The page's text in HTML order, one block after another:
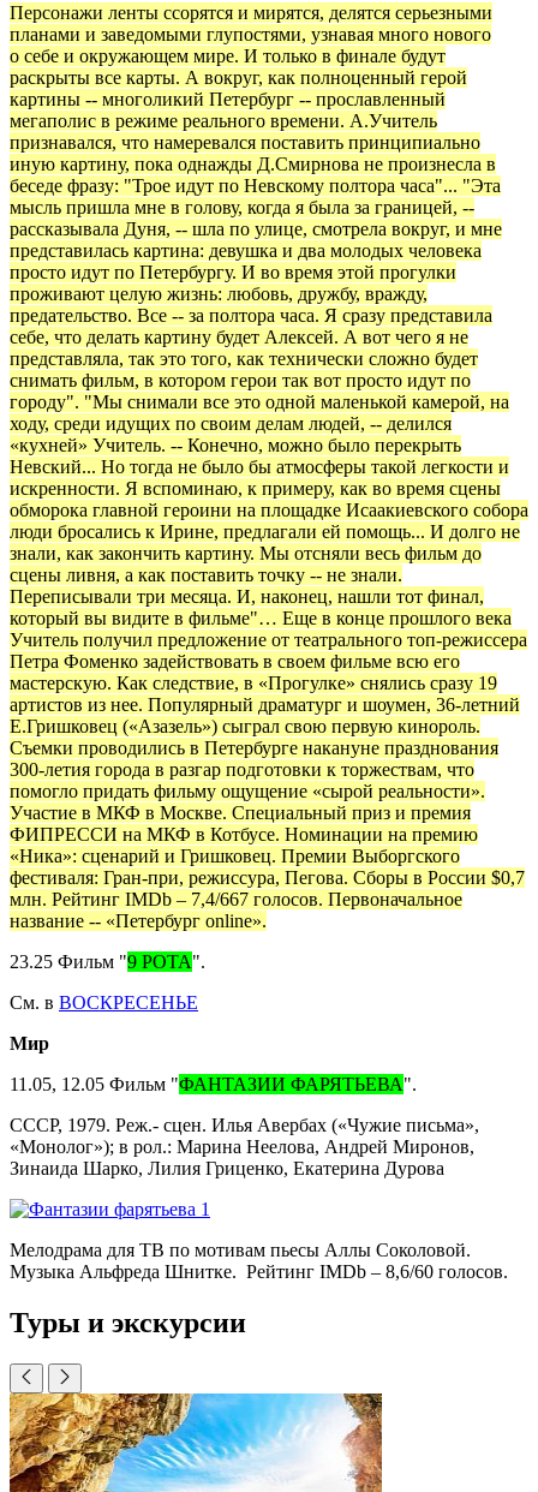
Персонажи ленты ссорятся и мирятся, делятся серьезными
планами и заведомыми глупостями, узнавая много нового
о себе и окружающем мире. И только в финале будут
раскрыты все карты. А вокруг, как полноценный герой
картины -- многоликий Петербург -- прославленный
мегаполис в режиме реального времени. А.Учитель
признавался, что намеревался поставить принципиально
иную картину, пока однажды Д.Смирнова не произнесла в
беседе фразу: "Трое идут по Невскому полтора часа"... "Эта
мысль пришла мне в голову, когда я была за границей, --
рассказывала Дуня, -- шла по улице, смотрела вокруг, и мне
представилась картина: девушка и два молодых человека
просто идут по Петербургу. И во время этой прогулки
проживают целую жизнь: любовь, дружбу, вражду,
предательство. Все -- за полтора часа. Я сразу представила
себе, что делать картину будет Алексей. А вот чего я не
представляла, так это того, как технически сложно будет
снимать фильм, в котором герои так вот просто идут по
городу". "Мы снимали все это одной маленькой камерой, на
ходу, среди идущих по своим делам людей, -- делился
«кухней» Учитель. -- Конечно, можно было перекрыть
Невский... Но тогда не было бы атмосферы такой легкости и
искренности. Я вспоминаю, к примеру, как во время сцены
обморока главной героини на площадке Исаакиевского собора
люди бросались к Ирине, предлагали ей помощь... И долго не
знали, как закончить картину. Мы отсняли весь фильм до
сцены ливня, а как поставить точку -- не знали.
Переписывали три месяца. И, наконец, нашли тот финал,
который вы видите в фильме"… Еще в конце прошлого века
Учитель получил предложение от театрального топ-режиссера
Петра Фоменко задействовать в своем фильме всю его
мастерскую. Как следствие, в «Прогулке» снялись сразу 19
артистов из нее. Популярный драматург и шоумен, 36-летний
Е.Гришковец («Азазель») сыграл свою первую кинороль.
Съемки проводились в Петербурге накануне празднования
300-летия города в разгар подготовки к торжествам, что
помогло придать фильму ощущение «сырой реальности».
Участие в МКФ в Москве. Специальный приз и премия
ФИПРЕССИ на МКФ в Котбусе. Номинации на премию
«Ника»: сценарий и Гришковец. Премии Выборгского
фестиваля: Гран-при, режиссура, Пегова. Сборы в России $0,7
млн. Рейтинг IMDb – 7,4/667 голосов. Первоначальное
название -- «Петербург online».
23.25 Фильм "9 РОТА".
См. в ВОСКРЕСЕНЬЕ
Мир
11.05, 12.05 Фильм "ФАНТАЗИИ ФАРЯТЬЕВА".
СССР, 1979. Реж.- сцен. Илья Авербах («Чужие письма»,
«Монолог»); в рол.: Марина Неелова, Андрей Миронов,
Зинаида Шарко, Лилия Гриценко, Екатерина Дурова
Мелодрама для ТВ по мотивам пьесы Аллы Соколовой.
Музыка Альфреда Шнитке. Рейтинг IMDb – 8,6/60 голосов.
Туры и экскурсии